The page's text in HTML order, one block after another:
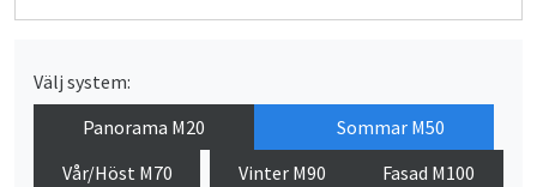
Välj system:
Panorama M20
Sommar M50
Vår/Höst M70
Vinter M90
Fasad M100